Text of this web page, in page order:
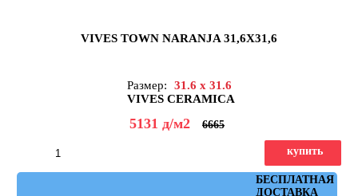
VIVES TOWN NARANJA 31,6X31,6
Размер:
31.6 x 31.6
VIVES CERAMICA
5131 д/м2 6665
БЕСПЛАТНАЯ
ДОСТАВКА
купить